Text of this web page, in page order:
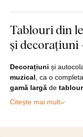
Tablouri din
și decorațiuni
Decorațiuni și
muzical , ca o
gamă largă de
Citește mai mult